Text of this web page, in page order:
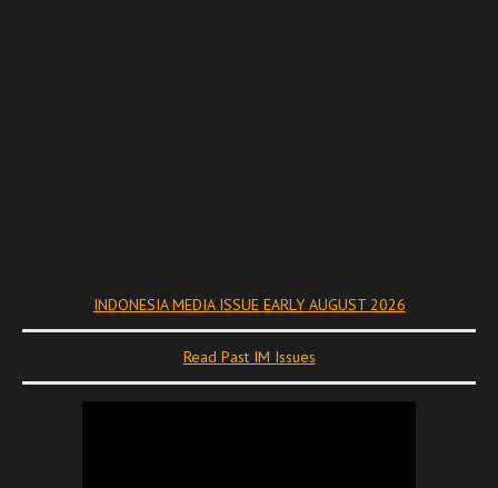
INDONESIA MEDIA ISSUE EARLY AUGUST 2026
Read Past IM Issues